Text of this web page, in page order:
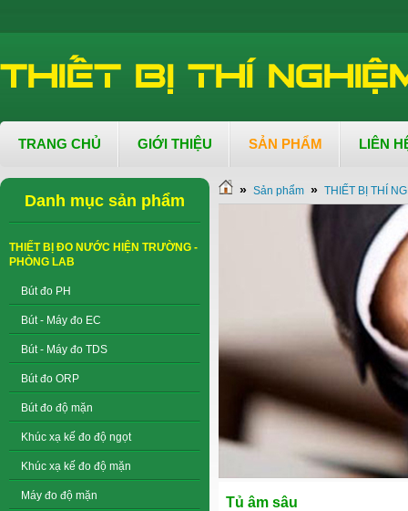
TRANG CHỦ GIỚI THIỆU SẢN PHẨM LIÊN
Danh mục sản phẩm
THIẾT BỊ ĐO NƯỚC HIỆN TRƯỜNG -
PHÒNG LAB
Bút đo PH
Bút - Máy đo EC
Bút - Máy đo TDS
Bút đo ORP
Bút đo độ mặn
Khúc xạ kế đo độ ngọt
Khúc xạ kế đo độ mặn
Máy đo độ mặn
» Sản phẩm » THIẾT BỊ THÍ
Tủ âm sâu